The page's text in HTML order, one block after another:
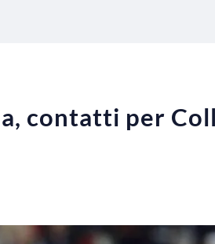
contatti per